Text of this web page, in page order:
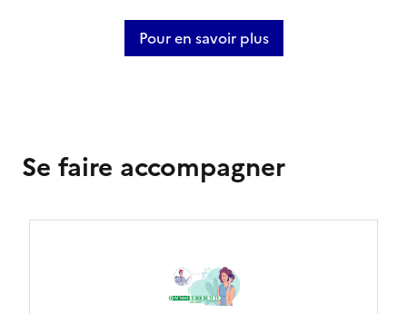
Pour en savoir plus
Se faire accompagner